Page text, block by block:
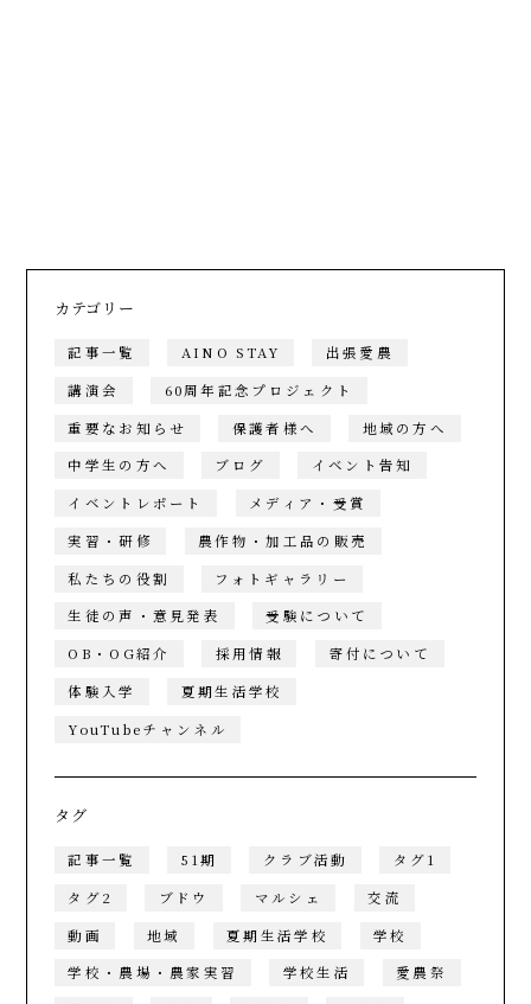
カテゴリー
記事一覧 AINO STAY
出張愛農
講演会
60周年記念プロジェクト
重要なお知らせ
保護者様へ
地域の方へ
中学生の方へ
ブログ
イベント告知
イベントレポート
メディア・受賞
実習・研修
農作物・加工品の販売
私たちの役割
フォトギャラリー
生徒の声・意見発表
受験について
OB・OG紹介
採用情報
寄付について
体験入学
夏期生活学校
YouTubeチャンネル
タグ
記事一覧 51期 クラブ活動
タグ1
タグ2
ブドウ マルシェ
交流
動画
地域 夏期生活学校
学校
学校・農場・農家実習
学校生活
愛農祭